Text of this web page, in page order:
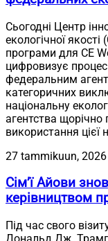
Сьогодні Центр
екологічної
програми для CE
цифровизує
федеральним
категоричних
національну
агентства щорічно
використання цієї
27 tammikuun, 2026
Сім’ї Айови
керівництвом
Під час свого